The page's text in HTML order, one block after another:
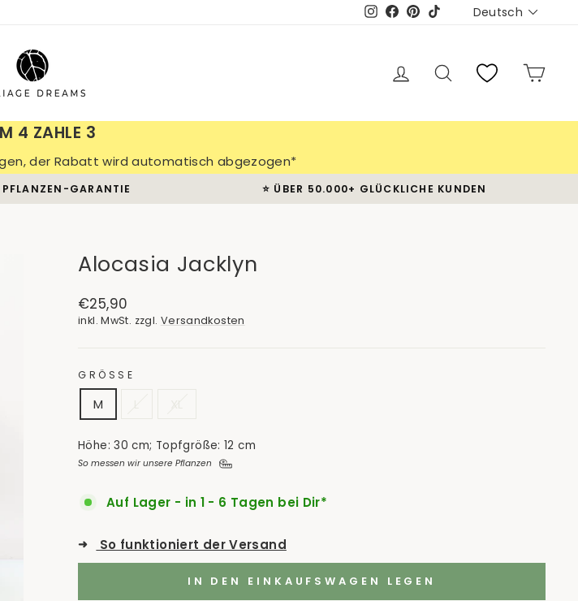
Instagram
Facebook
Pinterest
TikTok Sprache
Deutsch
EinloggenSuche
4 ZAHLE 3
der Rabatt wird automatisch abgezogen*
Pause
GARANTIE ⭐️ ÜBER 50.000+ GLÜCKLICHE KUNDEN
Alocasia Jacklyn
Normaler
Preis
€25,90
inkl. MwSt. zzgl. Versandkosten
GRÖSSE
M
Höhe: 30 cm; Topfgröße: 12 cm
So messen wir unsere Pflanzen
Auf Lager - in 1 - 6 Tagen bei Dir*
➜ So funktioniert der Versand
IN DEN EINKAUFSWAGEN LEGEN